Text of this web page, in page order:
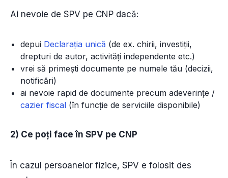
Ai nevoie de SPV pe CNP dacă:
depui Declarația unică (de ex. chirii, investiții,
drepturi de autor, activități independente etc.)
vrei să primești documente pe numele tău (decizii,
notificări)
ai nevoie rapid de documente precum adeverințe /
cazier fiscal (în funcție de serviciile disponibile)
2) Ce poți face în SPV pe CNP
În cazul persoanelor fizice, SPV e folosit des